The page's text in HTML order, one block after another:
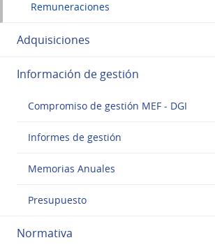
Remuneraciones
Adquisiciones
Información de gestión
Compromiso de gestión MEF - DGI
Informes de gestión
Memorias Anuales
Presupuesto
Normativa